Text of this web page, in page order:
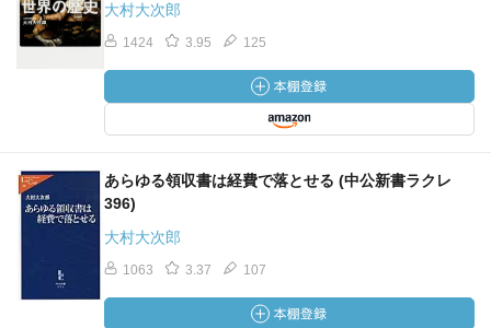
大村大次郎
1424 3.95 125
あらゆる領収書は経費で落とせる (中公新書ラクレ
396)
大村大次郎
1063 3.37 107